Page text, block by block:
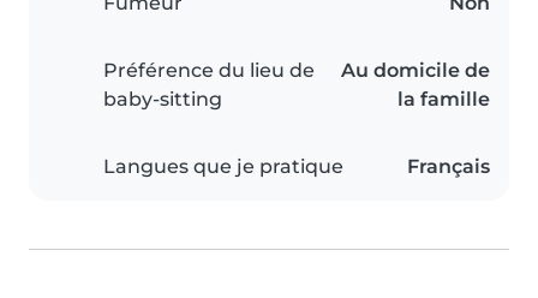
Préférence du lieu de
baby-sitting
Au domicile de
la famille
Langues que je pratique Français